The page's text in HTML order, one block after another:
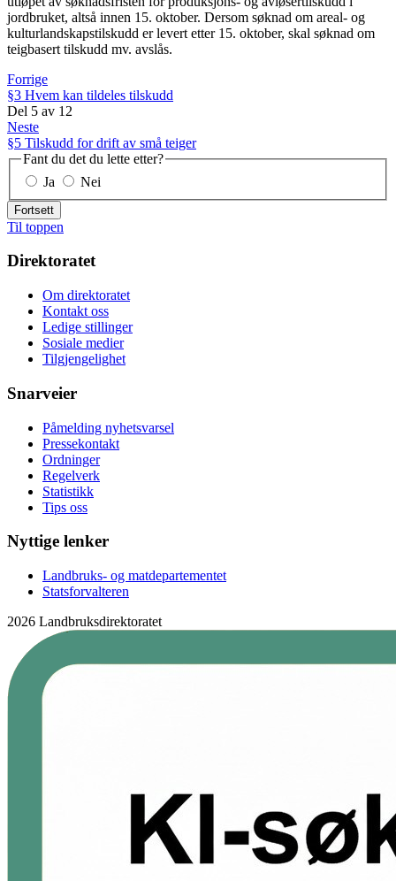
jordbruket, altså innen 15. oktober. Dersom søknad om areal- og
kulturlandskapstilskudd er levert etter 15. oktober, skal søknad om
teigbasert tilskudd mv. avslås.
Forrige
§3 Hvem kan tildeles tilskudd
Del 5 av 12
Neste
§5 Tilskudd for drift av små teiger
Fant du det du lette etter?
Ja
Nei
Fortsett
Til toppen
Direktoratet
Om direktoratet
Kontakt oss
Ledige stillinger
Sosiale medier
Tilgjengelighet
Snarveier
Påmelding nyhetsvarsel
Pressekontakt
Ordninger
Regelverk
Statistikk
Tips oss
Nyttige lenker
Landbruks- og matdepartementet
Statsforvalteren
2026 Landbruksdirektoratet